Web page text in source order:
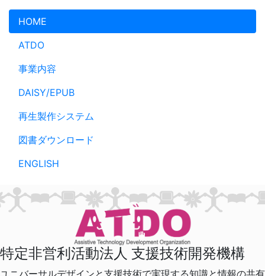
メインコンテンツへスキップ
HOME
ATDO
事業内容
DAISY/EPUB
再生製作システム
図書ダウンロード
ENGLISH
特定非営利活動法人 支援技術開発機構
ユニバーサルデザインと支援技術で実現する知識と情報の共有